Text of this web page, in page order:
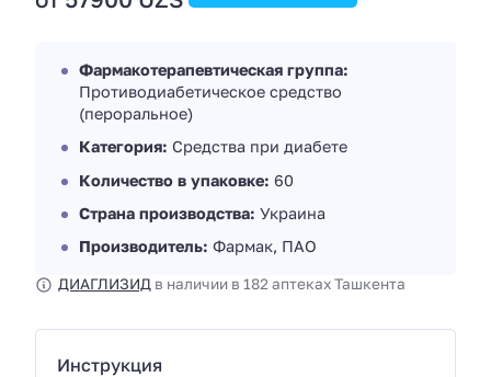
Фармакотерапевтическая группа:
Противодиабетическое средство
(пероральное)
Категория: Средства при диабете
Количество в упаковке: 60
Страна производства: Украина
Производитель: Фармак, ПАО
ДИАГЛИЗИДв наличии в 182 аптеках Ташкента
Инструкция